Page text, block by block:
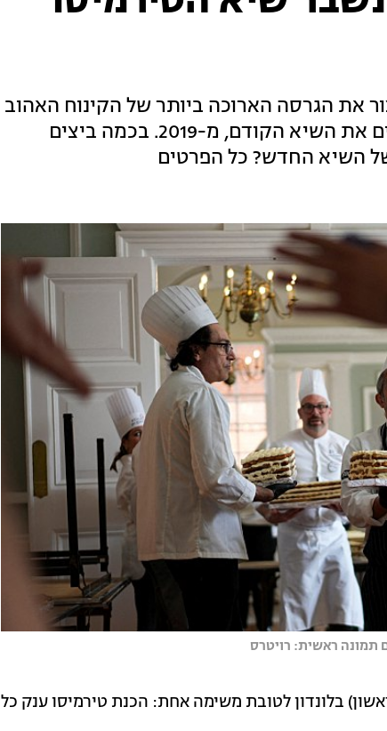
את הגרסה הארוכה ביותר של הקינוח האהוב
– ועשו זאת ללא כל בעיה, תוך שהם שוברים את השיא הקודם, מ-2019. בכמה ביצים
השיא החדש? כל הפרטים
תמונה ראשית: רויטרס
בלונדון לטובת משימה אחת: הכנת טירמיסו ענק כל